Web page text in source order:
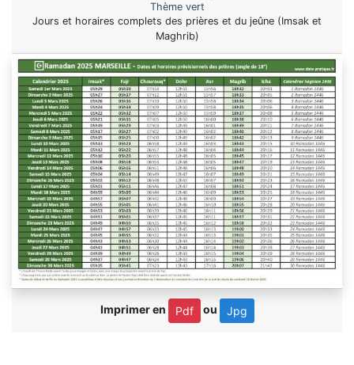
Thème vert
Jours et horaires complets des prières et du jeûne (Imsak et
Maghrib)
Imprimer en Pdf ou Jpg